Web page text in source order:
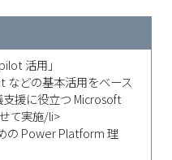
活用」
どの基本活用をベース
援に役立つ Microsoft
て実施/li>
の Power Platform 理